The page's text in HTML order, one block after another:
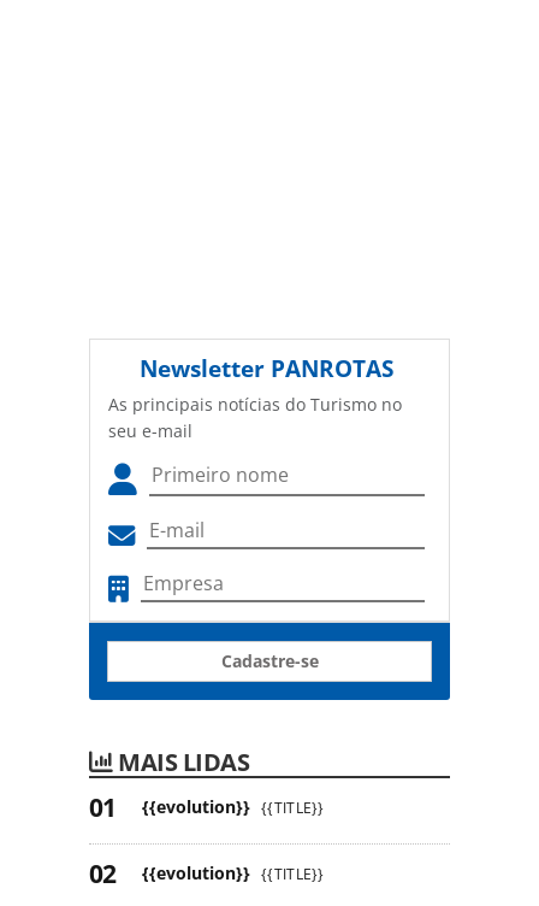
Newsletter PANROTAS
As principais notícias do Turismo no
seu e-mail
Cadastre-se
MAIS LIDAS
{{evolution}} {{TITLE}}
{{evolution}} {{TITLE}}